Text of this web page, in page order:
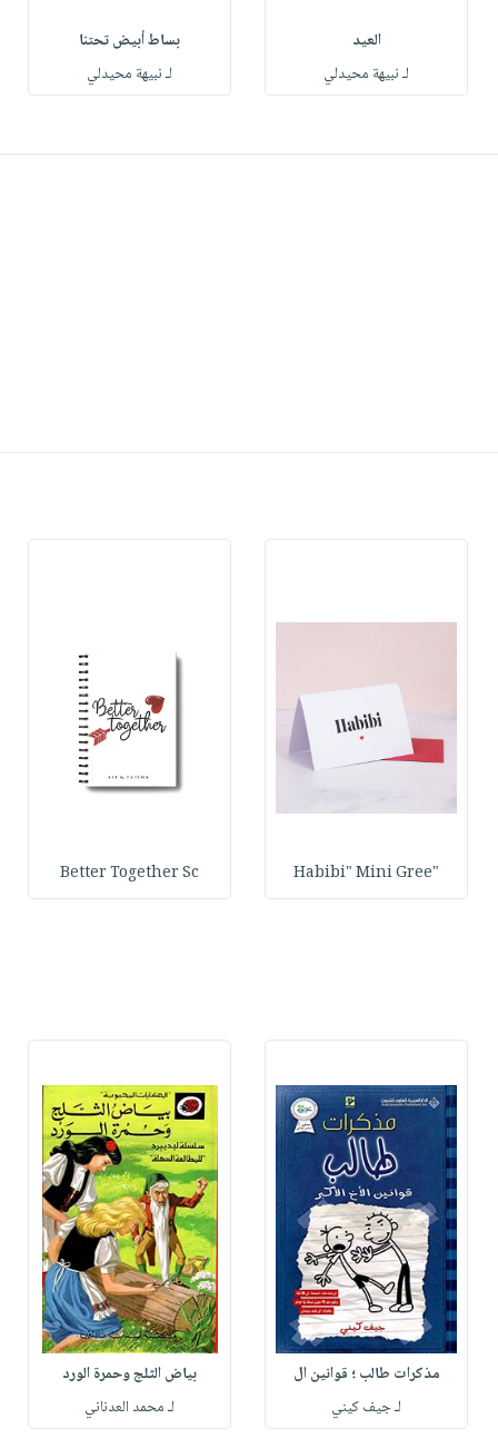
العيد
لـ نبيهة محيدلي
بساط أبيض تحتنا
لـ نبيهة محيدلي
"Habibi" Mini Gree
Better Together Sc
مذكرات طالب ؛ قوانين ال
لـ جيف كيني
بياض الثلج وحمرة الورد
لـ محمد العدناني